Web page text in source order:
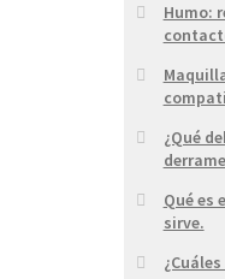
Humo:
¿Qué
Qué es
sirve.